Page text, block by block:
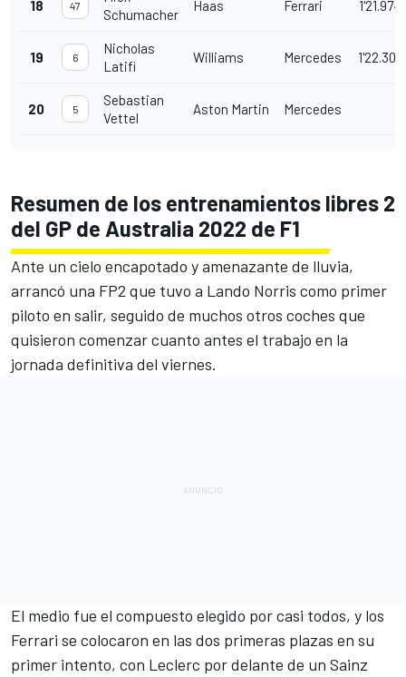
18 47
Schumacher
Haas Ferrari 1'21.974
19 6
Nicholas
Latifi
Williams Mercedes 1'22.307
20 5
Sebastian
Vettel
Aston Martin Mercedes
Resumen de los entrenamientos libres 2
del GP de Australia 2022 de F1
Ante un cielo encapotado y amenazante de lluvia,
arrancó una FP2 que tuvo a Lando Norris como primer
piloto en salir, seguido de muchos otros coches que
quisieron comenzar cuanto antes el trabajo en la
jornada definitiva del viernes.
El medio fue el compuesto elegido por casi todos, y los
Ferrari se colocaron en las dos primeras plazas en su
primer intento, con Leclerc por delante de un Sainz